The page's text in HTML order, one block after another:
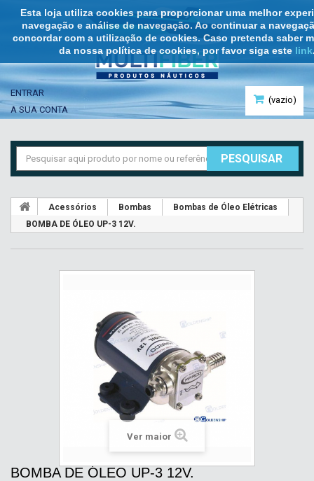
Esta loja utiliza cookies para proporcionar uma melhor
navegação e análise de navegação. Ao continuar a
concordar com a utilização de cookies. Caso pretenda saber
da nossa política de cookies, por favor siga este link
(vazio)
ENTRAR
A SUA CONTA
PESQUISAR
Acessórios Bombas
Bombas de Óleo Elétricas
BOMBA DE ÓLEO UP-3 12V.
Ver maior
BOMBA DE ÓLEO UP-3 12V.